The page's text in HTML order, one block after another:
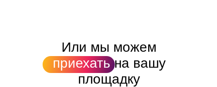
Или мы можем
приехатьна вашу
площадку